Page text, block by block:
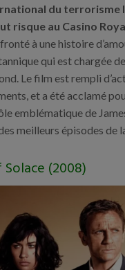
du terrorisme
risque au Casino
à une histoire
qui est chargée
Le film est rempli
et a été acclamé
emblématique de
meilleurs épisodes de
(2008)